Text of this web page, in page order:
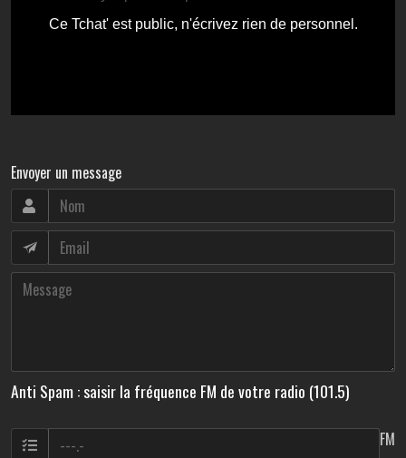
Envoyer un message
Anti Spam : saisir la fréquence FM de votre radio (101.5)
FM